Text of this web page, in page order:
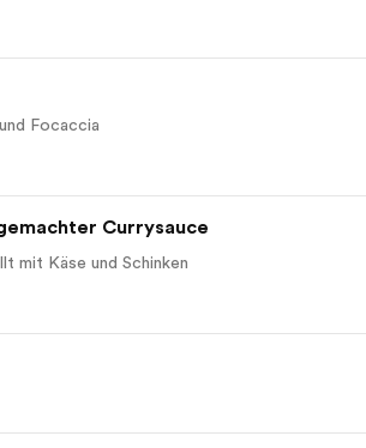
Focaccia
Currysauce
mit Käse und Schinken